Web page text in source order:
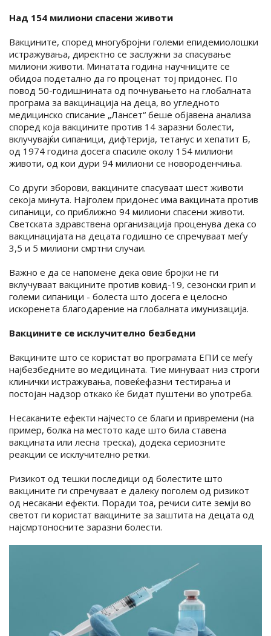
Над 154 милиони спасени животи
Вакцините, според многубројни големи епидемиолошки
истражувања, директно се заслужни за спасување
милиони животи. Минатата година научниците се
обидоа подетално да го проценат тој придонес. По
повод 50-годишнината од почнувањето на глобалната
програма за вакцинација на деца, во угледното
медицинско списание „Лансет“ беше објавена анализа
според која вакцините против 14 заразни болести,
вклучувајќи сипаници, дифтерија, тетанус и хепатит Б,
од 1974 година досега спасиле околу 154 милиони
животи, од кои дури 94 милиони се новороденчиња.
Со други зборови, вакцините спасуваат шест животи
секоја минута. Најголем придонес има вакцината против
сипаници, со приближно 94 милиони спасени животи.
Светската здравствена организација проценува дека со
вакцинацијата на децата годишно се спречуваат меѓу
3,5 и 5 милиони смртни случаи.
Важно е да се напомене дека овие бројки не ги
вклучуваат вакцините против ковид-19, сезонски грип и
големи сипаници - болеста што досега е целосно
искоренета благодарение на глобалната имунизација.
Вакцините се исклучително безбедни
Вакцините што се користат во програмата ЕПИ се меѓу
најбезбедните во медицината. Тие минуваат низ строги
клинички истражувања, повеќефазни тестирања и
постојан надзор откако ќе бидат пуштени во употреба.
Несаканите ефекти најчесто се благи и привремени (на
пример, болка на местото каде што била ставена
вакцината или лесна треска), додека сериозните
реакции се исклучително ретки.
Ризикот од тешки последици од болестите што
вакцините ги спречуваат е далеку поголем од ризикот
од несакани ефекти. Поради тоа, речиси сите земји во
светот ги користат вакцините за заштита на децата од
најсмртоносните заразни болести.